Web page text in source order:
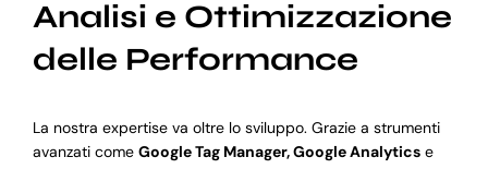
Analisi e Ottimizzazione
delle Performance
La nostra expertise va oltre lo sviluppo. Grazie a strumenti
avanzati come Google Tag Manager, Google Analyticse